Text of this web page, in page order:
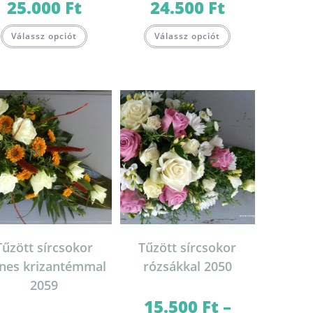
25.000 FtÁrtartomány:
13.900 Ft
-
25.000 Ft
Válassz opciót a
A
változatok
a
termékoldalon
választhatók
24.500 FtÁrtartomány:
14.000 Ft
-
24.500 Ft
Válassz opciót a
A
termékoldalon
sírcsokor
krizantémmal
2059
Tűzött sírcsokor
rózsákkal 2050
15.500 Ft–